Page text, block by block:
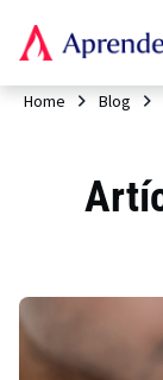
Home Blog